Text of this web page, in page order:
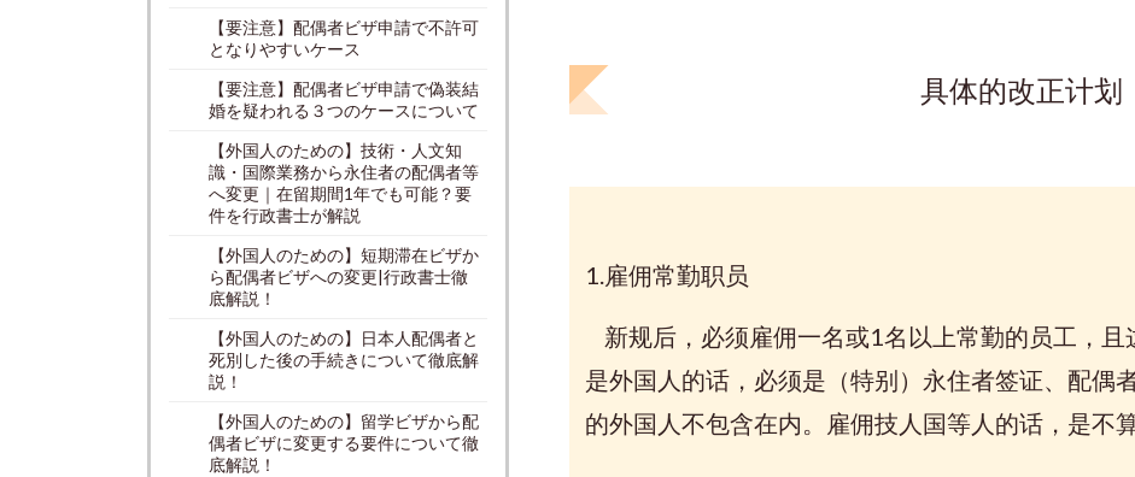
具体的改正计划
1.雇佣常勤职员
新规后，必须雇佣一名或1名以上常勤的员工，且
是外国人的话，必须是（特别）永住者签证、配偶
的外国人不包含在内。雇佣技人国等人的话，是不
【要注意】配偶者ビザ申請で不許可
となりやすいケース
【要注意】配偶者ビザ申請で偽装結
婚を疑われる３つのケースについて
【外国人のための】技術・人文知
識・国際業務から永住者の配偶者等
へ変更｜在留期間1年でも可能？要
件を行政書士が解説
【外国人のための】短期滞在ビザか
ら配偶者ビザへの変更|行政書士徹
底解説！
【外国人のための】日本人配偶者と
死別した後の手続きについて徹底解
説！
【外国人のための】留学ビザから配
偶者ビザに変更する要件について徹
底解説！